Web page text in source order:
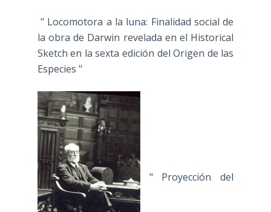
" Locomotora a la luna: Finalidad social de
la obra de Darwin revelada en el Historical
Sketch en la sexta edición del Origen de las
Especies "
" Proyección del